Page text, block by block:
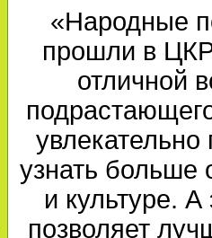
«Народные
прошли в
отличной
узнать больше
и культуре.
позволяет